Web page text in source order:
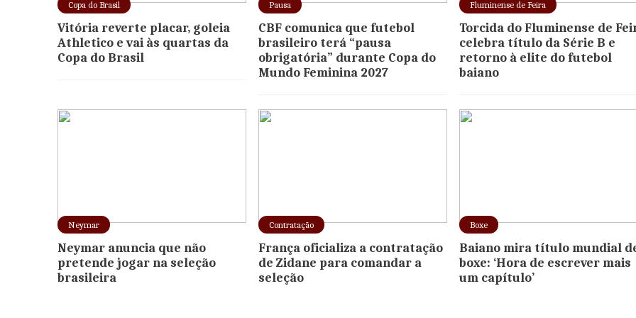
Copa do Brasil
Vitória reverte placar, goleia
Athletico e vai às quartas da
Copa do Brasil
Pausa
CBF comunica que futebol
brasileiro terá “pausa
obrigatória” durante Copa do
Mundo Feminina 2027
Fluminense de Feira
Torcida do Fluminense de
celebra título da Série B e
retorno à elite do futebol
baiano
Neymar
Neymar anuncia que não
pretende jogar na seleção
brasileira
Contratação
França oficializa a contratação
de Zidane para comandar a
seleção
Boxe
Baiano mira título mundial
boxe: ‘Hora de escrever mais
um capítulo’